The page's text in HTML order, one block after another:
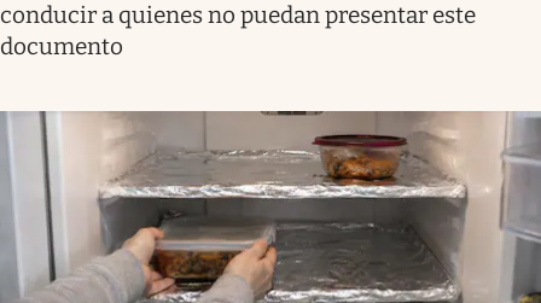
conducir a quienes no puedan presentar este
documento